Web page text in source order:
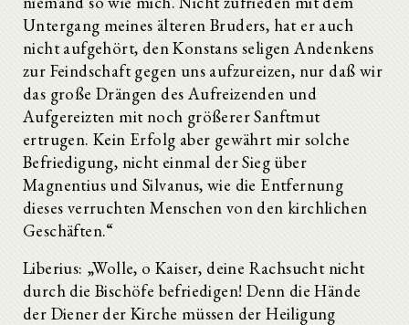
Untergang meines älteren Bruders, hat er auch
nicht aufgehört, den Konstans seligen Andenkens
zur Feindschaft gegen uns aufzureizen, nur daß wir
das große Drängen des Aufreizenden und
Aufgereizten mit noch größerer Sanftmut
ertrugen. Kein Erfolg aber gewährt mir solche
Befriedigung, nicht einmal der Sieg über
Magnentius und Silvanus, wie die Entfernung
dieses verruchten Menschen von den kirchlichen
Geschäften.“
Liberius: „Wolle, o Kaiser, deine Rachsucht nicht
durch die Bischöfe befriedigen! Denn die Hände
der Diener der Kirche müssen der Heiligung